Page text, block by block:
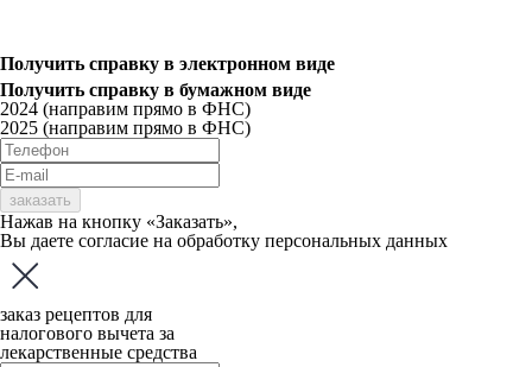
Получить справку в электронном виде
Получить справку в бумажном виде
2024 (направим прямо в ФНС)
2025 (направим прямо в ФНС)
заказать
Нажав на кнопку «Заказать»,
Вы даете согласие на обработку персональных данных
заказ рецептов для
налогового вычета за
лекарственные средства